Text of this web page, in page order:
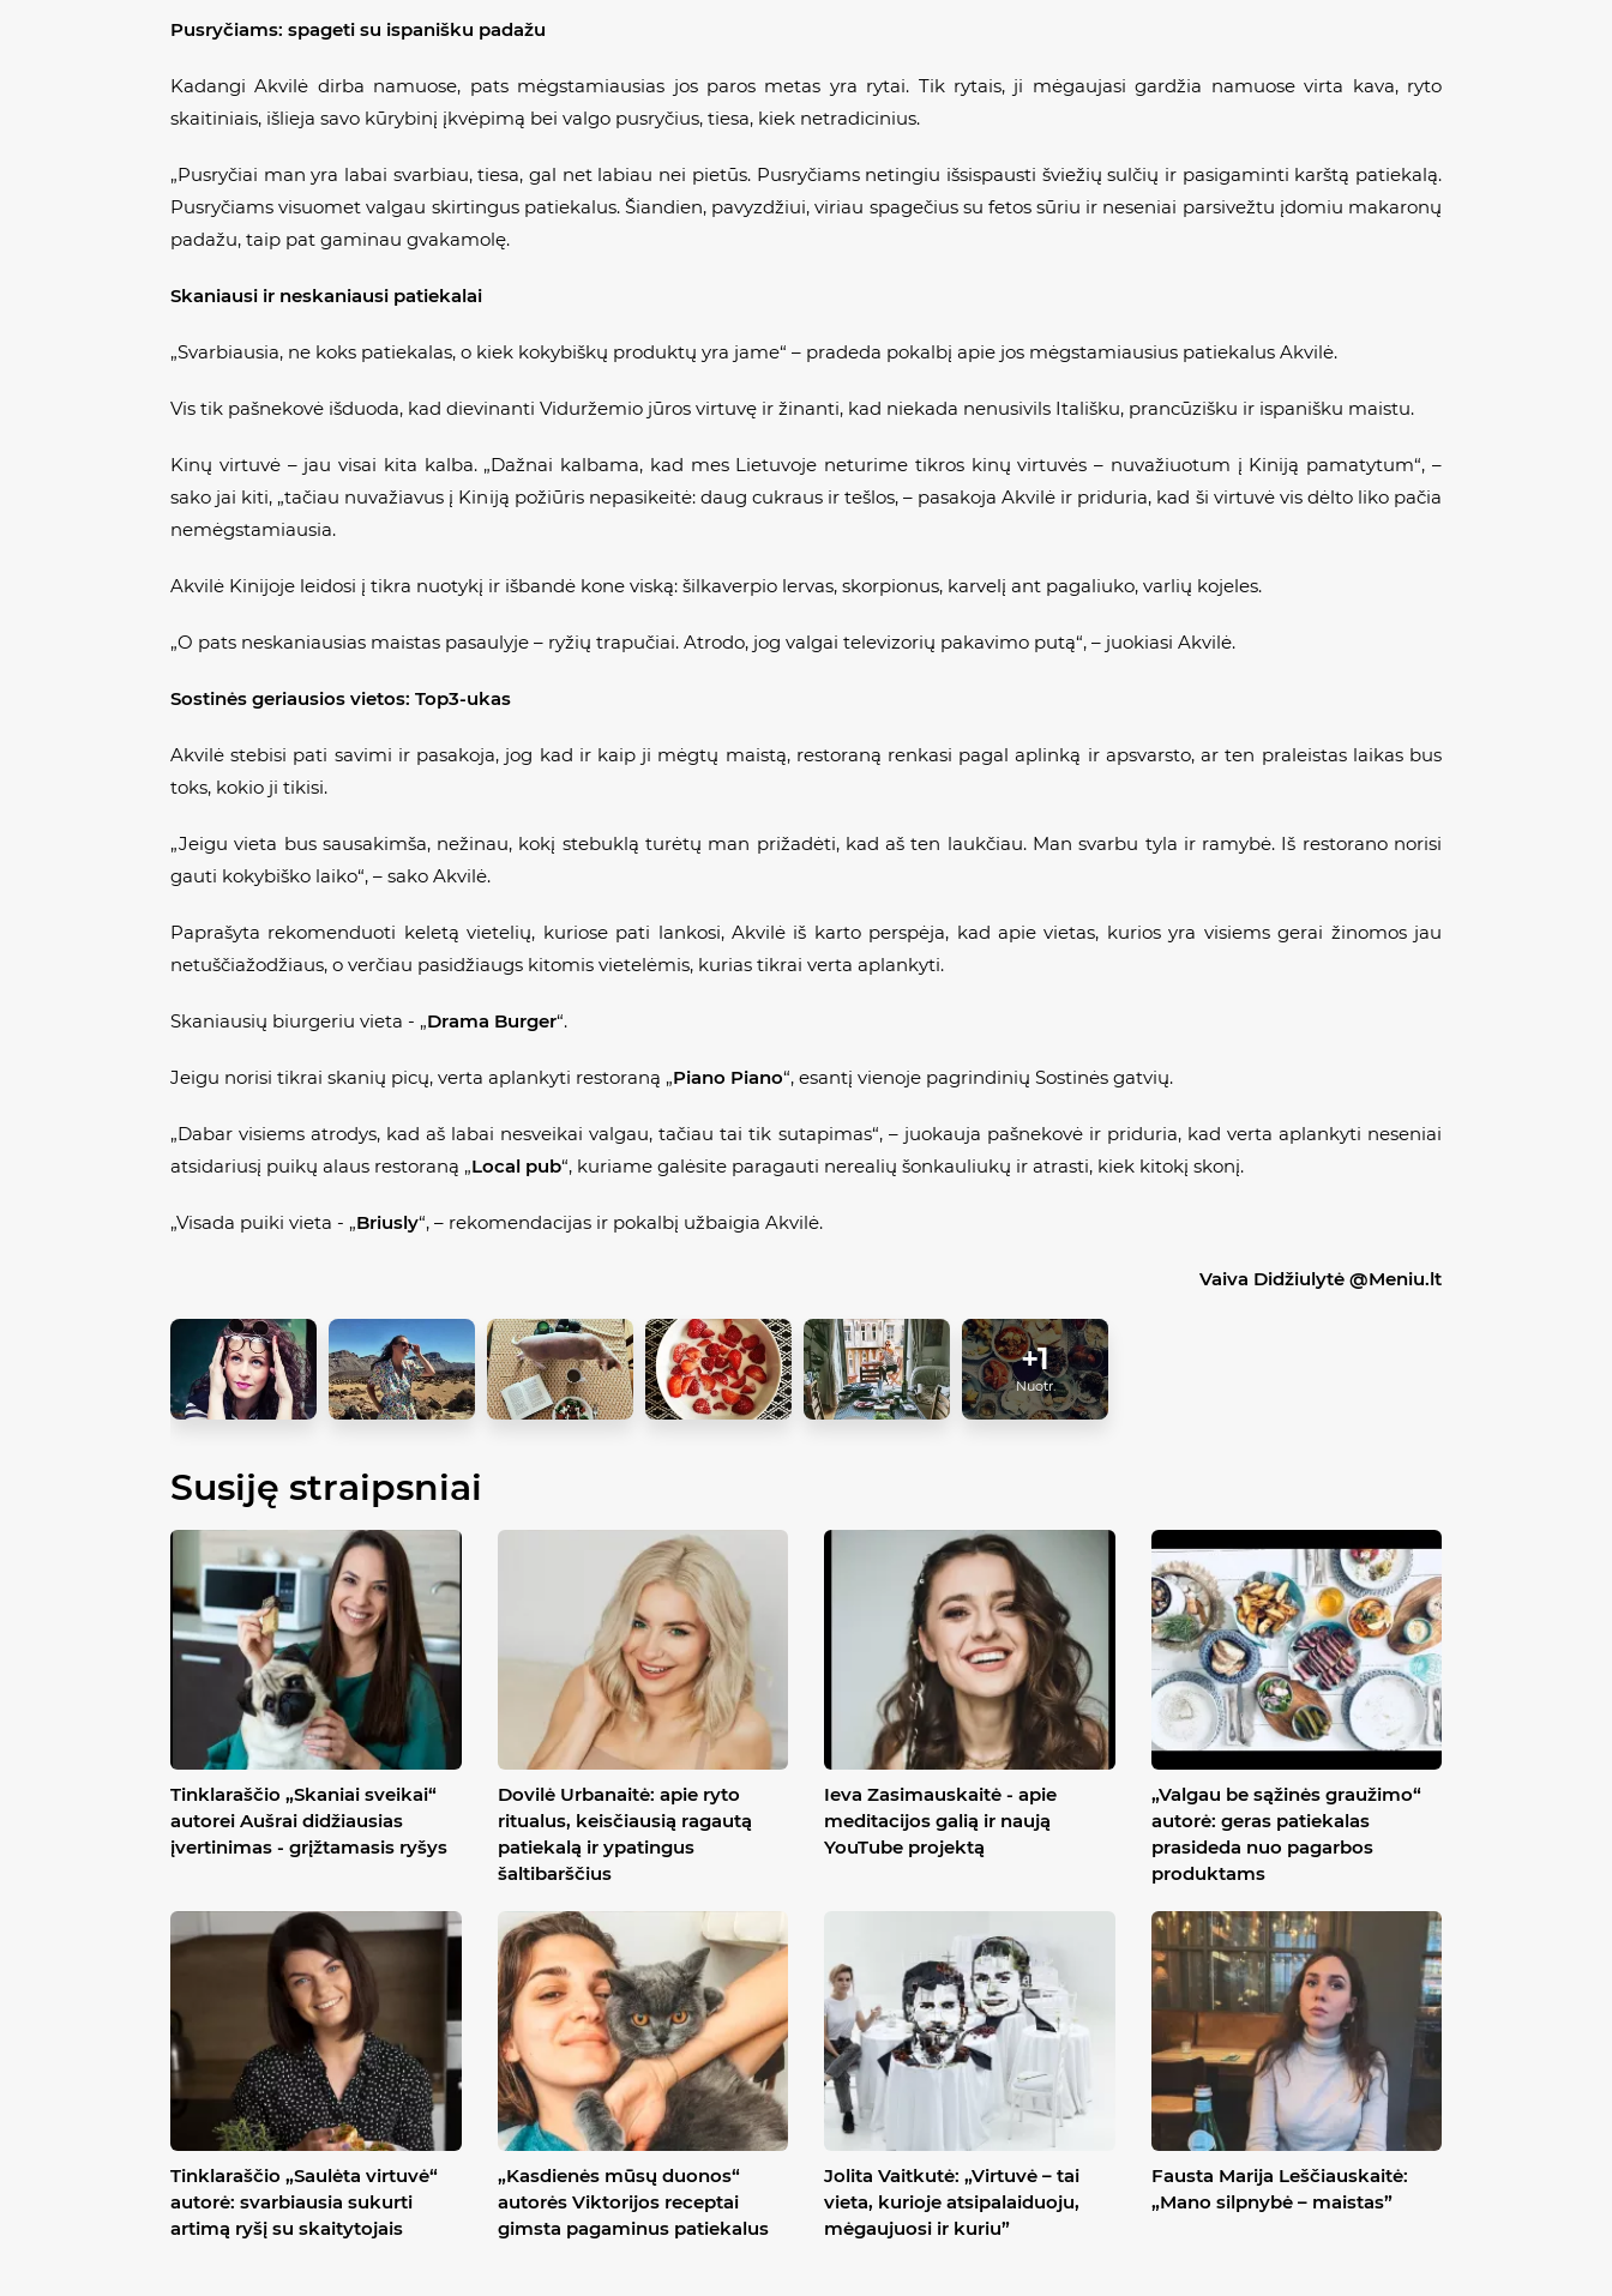
Pusryčiams: spageti su ispanišku padažu
Kadangi Akvilė dirba namuose, pats mėgstamiausias jos paros metas yra rytai. Tik rytais, ji mėgaujasi gardžia namuose virta kava, ryto
skaitiniais, išlieja savo kūrybinį įkvėpimą bei valgo pusryčius, tiesa, kiek netradicinius.
„Pusryčiai man yra labai svarbiau, tiesa, gal net labiau nei pietūs. Pusryčiams netingiu išsispausti šviežių sulčių ir pasigaminti karštą patiekalą.
Pusryčiams visuomet valgau skirtingus patiekalus. Šiandien, pavyzdžiui, viriau spagečius su fetos sūriu ir neseniai parsivežtu įdomiu makaronų
padažu, taip pat gaminau gvakamolę.
Skaniausi ir neskaniausi patiekalai
„Svarbiausia, ne koks patiekalas, o kiek kokybiškų produktų yra jame“ – pradeda pokalbį apie jos mėgstamiausius patiekalus Akvilė.
Vis tik pašnekovė išduoda, kad dievinanti Viduržemio jūros virtuvę ir žinanti, kad niekada nenusivils Itališku, prancūzišku ir ispanišku maistu.
Kinų virtuvė – jau visai kita kalba. „Dažnai kalbama, kad mes Lietuvoje neturime tikros kinų virtuvės – nuvažiuotum į Kiniją pamatytum“, –
sako jai kiti, „tačiau nuvažiavus į Kiniją požiūris nepasikeitė: daug cukraus ir tešlos, – pasakoja Akvilė ir priduria, kad ši virtuvė vis dėlto liko pačia
nemėgstamiausia.
Akvilė Kinijoje leidosi į tikra nuotykį ir išbandė kone viską: šilkaverpio lervas, skorpionus, karvelį ant pagaliuko, varlių kojeles.
„O pats neskaniausias maistas pasaulyje – ryžių trapučiai. Atrodo, jog valgai televizorių pakavimo putą“, – juokiasi Akvilė.
Sostinės geriausios vietos: Top3-ukas
Akvilė stebisi pati savimi ir pasakoja, jog kad ir kaip ji mėgtų maistą, restoraną renkasi pagal aplinką ir apsvarsto, ar ten praleistas laikas bus
toks, kokio ji tikisi.
„Jeigu vieta bus sausakimša, nežinau, kokį stebuklą turėtų man prižadėti, kad aš ten laukčiau. Man svarbu tyla ir ramybė. Iš restorano norisi
gauti kokybiško laiko“, – sako Akvilė.
Paprašyta rekomenduoti keletą vietelių, kuriose pati lankosi, Akvilė iš karto perspėja, kad apie vietas, kurios yra visiems gerai žinomos jau
netuščiažodžiaus, o verčiau pasidžiaugs kitomis vietelėmis, kurias tikrai verta aplankyti.
Skaniausių biurgeriu vieta - „Drama Burger“.
Jeigu norisi tikrai skanių picų, verta aplankyti restoraną „Piano Piano“, esantį vienoje pagrindinių Sostinės gatvių.
„Dabar visiems atrodys, kad aš labai nesveikai valgau, tačiau tai tik sutapimas“, – juokauja pašnekovė ir priduria, kad verta aplankyti neseniai
atsidariusį puikų alaus restoraną „Local pub“, kuriame galėsite paragauti nerealių šonkauliukų ir atrasti, kiek kitokį skonį.
„Visada puiki vieta - „Briusly“, – rekomendacijas ir pokalbį užbaigia Akvilė.
Vaiva Didžiulytė @Meniu.lt
+1
Nuotr.
Susiję straipsniai
Tinklaraščio „Skaniai sveikai“
autorei Aušrai didžiausias
įvertinimas - grįžtamasis ryšys
Dovilė Urbanaitė: apie ryto
ritualus, keisčiausią ragautą
patiekalą ir ypatingus
šaltibarščius
Ieva Zasimauskaitė - apie
meditacijos galią ir naują
YouTube projektą
„Valgau be sąžinės graužimo“
autorė: geras patiekalas
prasideda nuo pagarbos
produktams
Tinklaraščio „Saulėta virtuvė“
autorė: svarbiausia sukurti
artimą ryšį su skaitytojais
„Kasdienės mūsų duonos“
autorės Viktorijos receptai
gimsta pagaminus patiekalus
Jolita Vaitkutė: „Virtuvė – tai
vieta, kurioje atsipalaiduoju,
mėgaujuosi ir kuriu”
Fausta Marija Leščiauskaitė:
„Mano silpnybė – maistas”